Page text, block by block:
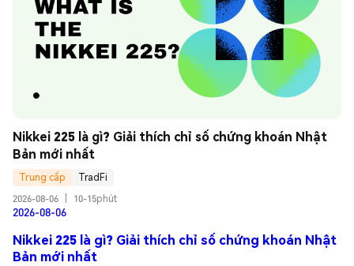
Nikkei 225 là gì? Giải thích chỉ số chứng khoán Nhật
Bản mới nhất
Trung cấp
TradFi
2026-08-06
10-15phút
2026-08-06
Nikkei 225 là gì? Giải thích chỉ số chứng khoán Nhật
Bản mới nhất